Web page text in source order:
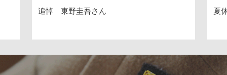
夏休みへ（20260724）